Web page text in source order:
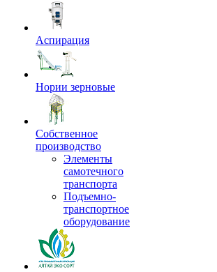
Аспирация
Нории зерновые
Собственное
производство
Элементы
самотечного
транспорта
Подъемно-
транспортное
оборудование